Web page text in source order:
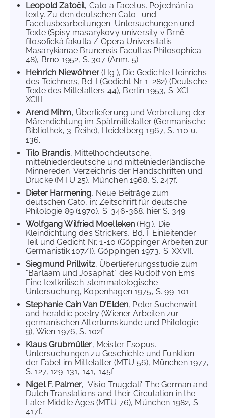
Leopold Zatočil, Cato a Facetus. Pojednání a
texty. Zu den deutschen Cato- und
Facetusbearbeitungen. Untersuchungen und
Texte (Spisy masarykovy university v Brně
filosofická fakulta / Opera Universitatis
Masarykianae Brunensis Facultas Philosophica
48), Brno 1952, S. 307 (Anm. 5).
Heinrich Niewöhner(Hg.), Die Gedichte Heinrichs
des Teichners, Bd. I (Gedicht Nr. 1-282) (Deutsche
Texte des Mittelalters 44), Berlin 1953, S. XCI-
XCIII.
Arend Mihm, Überlieferung und Verbreitung der
Märendichtung im Spätmittelalter (Germanische
Bibliothek, 3. Reihe), Heidelberg 1967, S. 110 u.
136.
Tilo Brandis, Mittelhochdeutsche,
mittelniederdeutsche und mittelniederländische
Minnereden. Verzeichnis der Handschriften und
Drucke (MTU 25), München 1968, S. 247f.
Dieter Harmening, Neue Beiträge zum
deutschen Cato, in: Zeitschrift für deutsche
Philologie 89 (1970), S. 346-368, hier S. 349.
Wolfgang Wilfried Moelleken(Hg.), Die
Kleindichtung des Strickers, Bd. I: Einleitender
Teil und Gedicht Nr. 1-10 (Göppinger Arbeiten zur
Germanistik 107/I), Göppingen 1973, S. XXVII.
Siegmund Prillwitz, Überlieferungsstudie zum
"Barlaam und Josaphat" des Rudolf von Ems.
Eine textkritisch-stemmatologische
Untersuchung, Kopenhagen 1975, S. 99-101.
Stephanie Cain Van D'Elden, Peter Suchenwirt
and heraldic poetry (Wiener Arbeiten zur
germanischen Altertumskunde und Philologie
9), Wien 1976, S. 102f.
Klaus Grubmüller, Meister Esopus.
Untersuchungen zu Geschichte und Funktion
der Fabel im Mittelalter (MTU 56), München 1977,
S. 127, 129-131, 141, 145f.
Nigel F. Palmer, 'Visio Tnugdali'. The German and
Dutch Translations and their Circulation in the
Later Middle Ages (MTU 76), München 1982, S.
417f.